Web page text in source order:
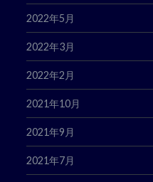
2022年5月
2022年3月
2022年2月
2021年10月
2021年9月
2021年7月